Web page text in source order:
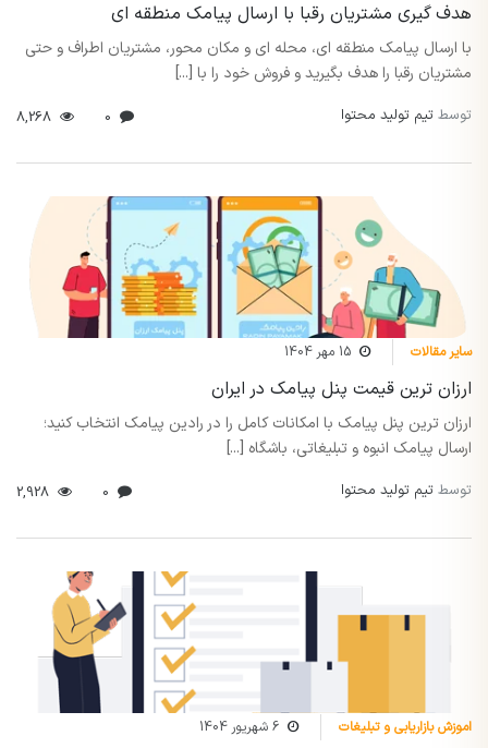
هدف گیری مشتریان رقبا با ارسال پیامک منطقه ای
با ارسال پیامک منطقه ای، محله ای و مکان محور، مشتریان اطراف و حتی
مشتریان رقبا را هدف بگیرید و فروش خود را با [...]
توسط تیم تولید محتوا
سایر مقالات 15 مهر 1404
ارزان ترین قیمت پنل پیامک در ایران
ارزان ترین پنل پیامک با امکانات کامل را در رادین پیامک انتخاب کنید؛
ارسال پیامک انبوه و تبلیغاتی، باشگاه [...]
توسط تیم تولید محتوا
اموزش بازاریابی و تبلیغات 6 شهریور 1404